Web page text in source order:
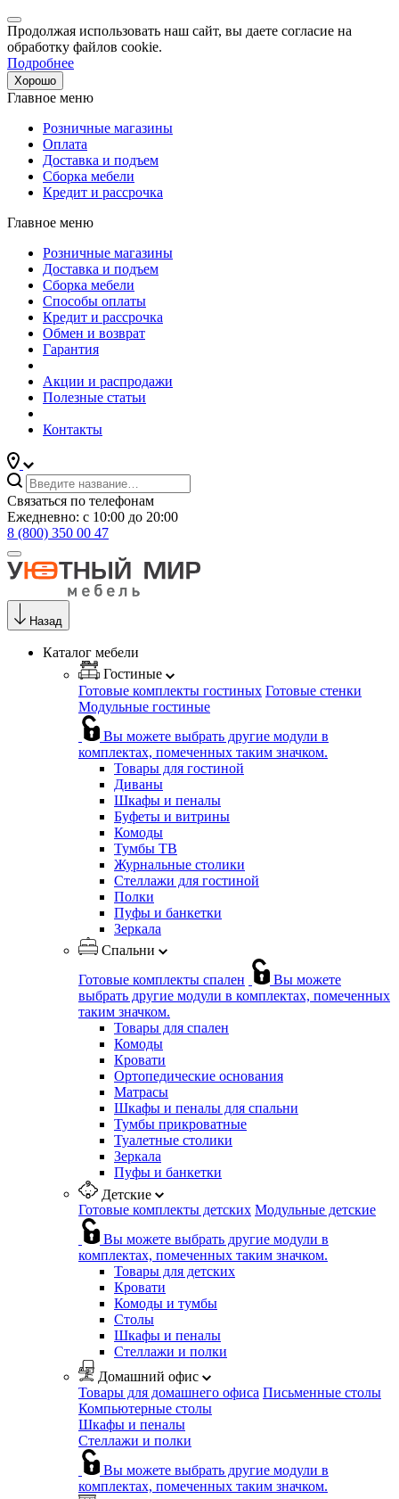
Продолжая использовать наш сайт, вы даете согласие на
обработку файлов cookie.
Подробнее
Хорошо
Главное меню
Розничные магазины
Оплата
Доставка и подъем
Сборка мебели
Кредит и рассрочка
Главное меню
Розничные магазины
Доставка и подъем
Сборка мебели
Способы оплаты
Кредит и рассрочка
Обмен и возврат
Гарантия
Акции и распродажи
Полезные статьи
Контакты
Связаться по телефонам
Ежедневно: с 10:00 до 20:00
8 (800) 350 00 47
Назад
Каталог мебели
Гостиные
Готовые комплекты гостиных Готовые стенки
Модульные гостиные
Вы можете выбрать другие модули в
комплектах, помеченных таким значком.
Товары для гостиной
Диваны
Шкафы и пеналы
Буфеты и витрины
Комоды
Тумбы ТВ
Журнальные столики
Стеллажи для гостиной
Полки
Пуфы и банкетки
Зеркала
Спальни
Готовые комплекты спален
Вы можете
выбрать другие модули в комплектах, помеченных
таким значком.
Товары для спален
Комоды
Кровати
Ортопедические основания
Матрасы
Шкафы и пеналы для спальни
Тумбы прикроватные
Туалетные столики
Зеркала
Пуфы и банкетки
Детские
Готовые комплекты детских Модульные детские
Вы можете выбрать другие модули в
комплектах, помеченных таким значком.
Товары для детских
Кровати
Комоды и тумбы
Столы
Шкафы и пеналы
Стеллажи и полки
Домашний офис
Товары для домашнего офиса Письменные столы
Компьютерные столы
Шкафы и пеналы
Стеллажи и полки
Вы можете выбрать другие модули в
комплектах, помеченных таким значком.